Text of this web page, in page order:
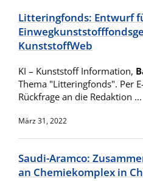
Litteringfonds: Entwurf
KunststoffWeb
KI – Kunststoff Information,
Thema "Litteringfonds". Per
Rückfrage an die Redaktion ...
März 31, 2022
Saudi-Aramco:
an Chemiekomplex in